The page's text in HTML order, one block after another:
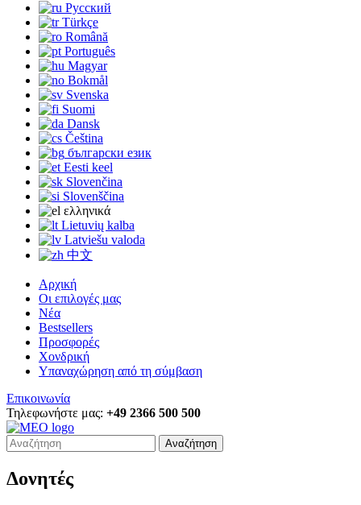
Русский
Türkçe
Română
Português
Magyar
Bokmål
Svenska
Suomi
Dansk
Čeština
български език
Eesti keel
Slovenčina
Slovenščina
ελληνικά
Lietuvių kalba
Latviešu valoda
中文
Αρχική
Οι επιλογές μας
Νέα
Bestsellers
Προσφορές
Χονδρική
Υπαναχώρηση από τη σύμβαση
Επικοινωνία
Τηλεφωνήστε μας: +49 2366 500 500
Αναζήτηση
Δονητές